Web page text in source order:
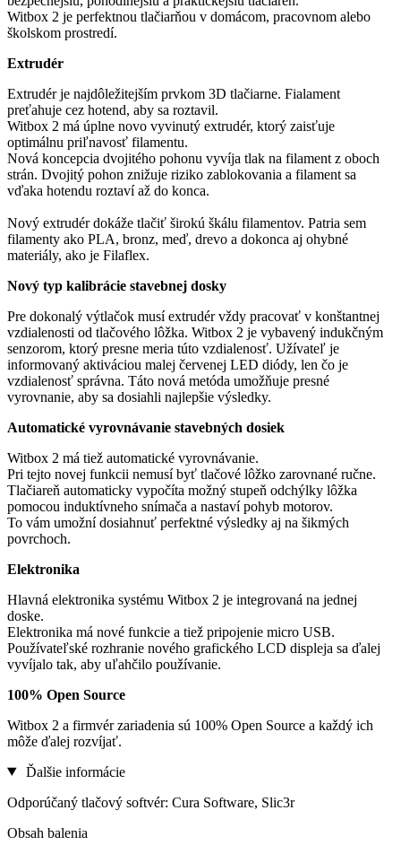
Witbox 2 je perfektnou tlačiarňou v domácom, pracovnom alebo
školskom prostredí.
Extrudér
Extrudér je najdôležitejším prvkom 3D tlačiarne. Fialament
preťahuje cez hotend, aby sa roztavil.
Witbox 2 má úplne novo vyvinutý extrudér, ktorý zaisťuje
optimálnu priľnavosť filamentu.
Nová koncepcia dvojitého pohonu vyvíja tlak na filament z oboch
strán. Dvojitý pohon znižuje riziko zablokovania a filament sa
vďaka hotendu roztaví až do konca.
Nový extrudér dokáže tlačiť širokú škálu filamentov. Patria sem
filamenty ako PLA, bronz, meď, drevo a dokonca aj ohybné
materiály, ako je Filaflex.
Nový typ kalibrácie stavebnej dosky
Pre dokonalý výtlačok musí extrudér vždy pracovať v konštantnej
vzdialenosti od tlačového lôžka. Witbox 2 je vybavený indukčným
senzorom, ktorý presne meria túto vzdialenosť. Užívateľ je
informovaný aktiváciou malej červenej LED diódy, len čo je
vzdialenosť správna. Táto nová metóda umožňuje presné
vyrovnanie, aby sa dosiahli najlepšie výsledky.
Automatické vyrovnávanie stavebných dosiek
Witbox 2 má tiež automatické vyrovnávanie.
Pri tejto novej funkcii nemusí byť tlačové lôžko zarovnané ručne.
Tlačiareň automaticky vypočíta možný stupeň odchýlky lôžka
pomocou induktívneho snímača a nastaví pohyb motorov.
To vám umožní dosiahnuť perfektné výsledky aj na šikmých
povrchoch.
Elektronika
Hlavná elektronika systému Witbox 2 je integrovaná na jednej
doske.
Elektronika má nové funkcie a tiež pripojenie micro USB.
Používateľské rozhranie nového grafického LCD displeja sa ďalej
vyvíjalo tak, aby uľahčilo používanie.
100% Open Source
Witbox 2 a firmvér zariadenia sú 100% Open Source a každý ich
môže ďalej rozvíjať.
Ďalšie informácie
Odporúčaný tlačový softvér: Cura Software, Slic3r
Obsah balenia